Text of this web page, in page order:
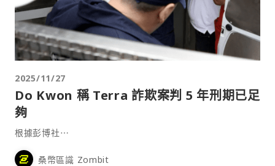
2025/11/27
Do Kwon 稱 Terra 詐欺案判 5 年刑期已足
夠
根據彭博社⋯
桑幣區識 Zombit